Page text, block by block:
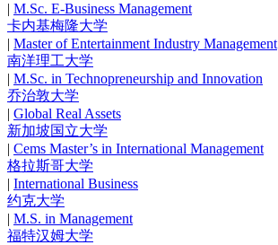
| M.Sc. E-Business Management
卡内基梅隆大学
| Master of Entertainment Industry Management
南洋理工大学
| M.Sc. in Technopreneurship and Innovation
乔治敦大学
| Global Real Assets
新加坡国立大学
| Cems Master’s in International Management
格拉斯哥大学
| International Business
约克大学
| M.S. in Management
福特汉姆大学